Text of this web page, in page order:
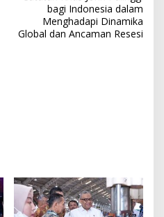
bagi Indonesia dalam
Menghadapi Dinamika
Global dan Ancaman Resesi